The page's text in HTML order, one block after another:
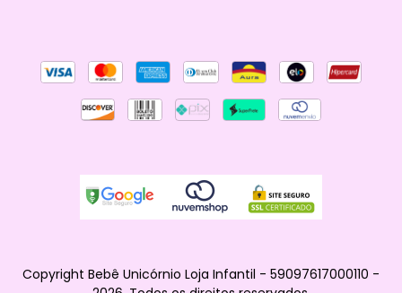
Copyright Bebê Unicórnio Loja Infantil - 59097617000110 -